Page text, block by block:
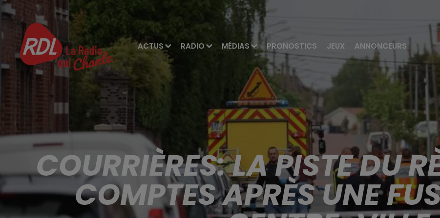
ACTUS RADIO MÉDIAS PRONOSTICS JEUX ANNONCEURS
COURRIÈRES: LA PISTE DU
COMPTES APRÈS UNE